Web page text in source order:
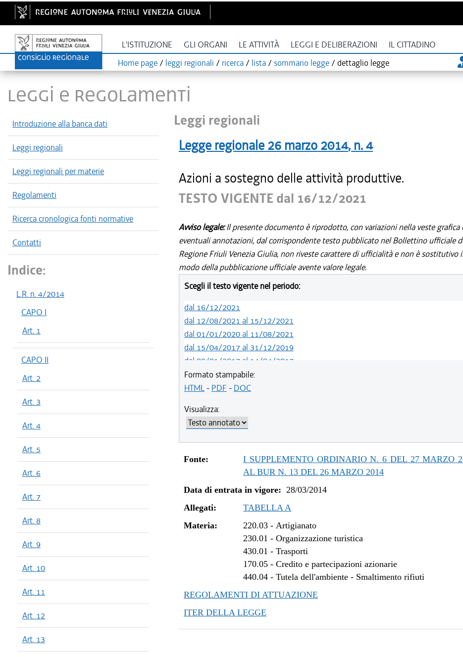
L'ISTITUZIONE GLI ORGANI LE ATTIVITÀ LEGGI E DELIBERAZIONI IL CITTADINO
Home page / leggi regionali / ricerca / lista / sommario legge / dettaglio legge
LEGGI E REGOLAMENTI
Introduzione alla banca dati
Leggi regionali
Leggi regionali per materie
Regolamenti
Ricerca cronologica fonti normative
Contatti
Indice:
L.R. n. 4/2014
CAPO I
Art. 1
CAPO II
Art. 2
Art. 3
Art. 4
Art. 5
Art. 6
Art. 7
Art. 8
Art. 9
Art. 10
Art. 11
Art. 12
Art. 13
Leggi regionali
Legge regionale 26 marzo 2014, n.4
Azioni a sostegno delle attività produttive.
TESTO VIGENTE dal 16/12/2021
Avviso legale:Il presente documento è riprodotto, con variazioni nella veste grafica
eventuali annotazioni, dal corrispondente testo pubblicato nel Bollettino ufficiale
Regione Friuli Venezia Giulia, non riveste carattere di ufficialità e non è sostitutivo
modo della pubblicazione ufficiale avente valore legale.
Scegli il testo vigente nel periodo:
dal 16/12/2021
dal 12/08/2021 al 15/12/2021
dal 01/01/2020 al 11/08/2021
dal 15/04/2017 al 31/12/2019
dal 09/01/2017 al 14/04/2017
dal 23/07/2015 al 08/01/2017
dal 08/08/2014 al 22/07/2015
Formato stampabile:
HTML- PDF - DOC
Visualizza:
Fonte:
I SUPPLEMENTO ORDINARIO N. 6 DEL 27 MARZO
AL BUR N. 13 DEL 26 MARZO 2014
Data di entrata in vigore: 28/03/2014
Allegati:
TABELLA A
Materia:
220.03 -Artigianato
230.01 -Organizzazione turistica
430.01 -Trasporti
170.05 -Credito e partecipazioni azionarie
440.04 -Tutela dell'ambiente - Smaltimento rifiuti
REGOLAMENTI DI ATTUAZIONE
ITER DELLA LEGGE